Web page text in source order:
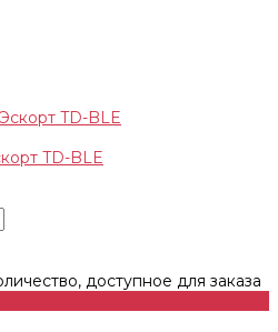
TD-BLE
доступное для заказа